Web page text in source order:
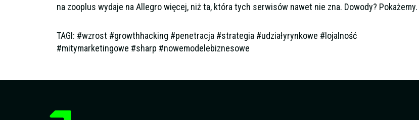
na zooplus wydaje na Allegro więcej, niż ta, która tych serwisów nawet nie zna. Dowody? Pokażemy.
TAGI: #wzrost #growthhacking #penetracja #strategia #udziałyrynkowe #lojalność
#mitymarketingowe #sharp #nowemodelebiznesowe